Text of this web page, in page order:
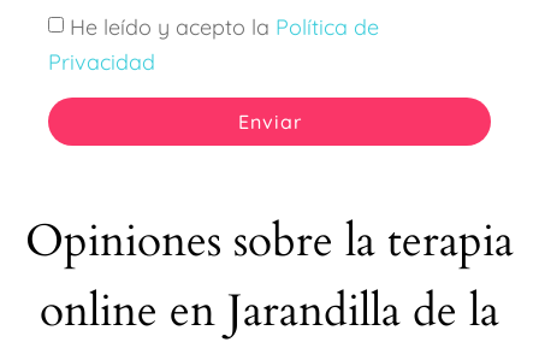
He leído y acepto la Política de
Privacidad
Enviar
Opiniones sobre la terapia
online en Jarandilla de la